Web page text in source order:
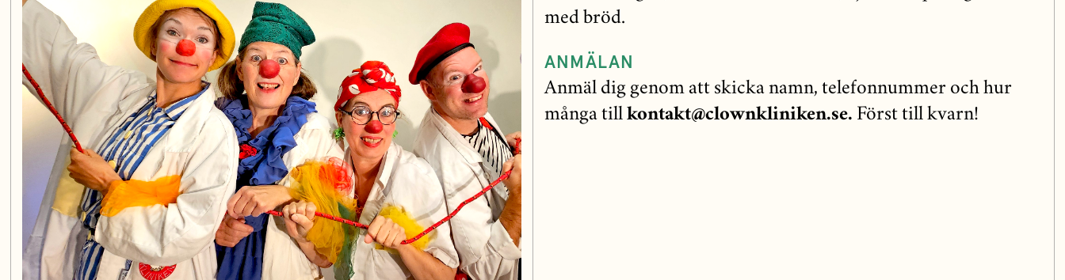
med bröd.
ANMÄLAN
Anmäl dig genom att skicka namn, telefonnummer och hur
många till kontakt@clownkliniken.se. Först till kvarn!